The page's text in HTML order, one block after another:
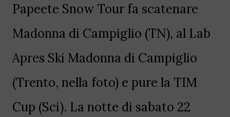
Papeete Snow Tour fa scatenare
Madonna di Campiglio (TN), al Lab
Apres Ski Madonna di Campiglio
(Trento, nella foto) e pure la TIM
Cup (Sci). La notte di sabato 22